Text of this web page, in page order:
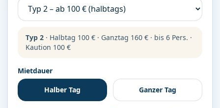
Typ 2 · Halbtag 100 € · Ganztag 160 € · bis 6 Pers. ·
Kaution 100 €
Mietdauer
Halber Tag Ganzer Tag